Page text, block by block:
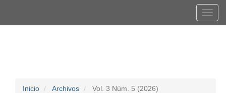
Inicio Archivos Vol. 3 Núm. 5 (2026)